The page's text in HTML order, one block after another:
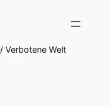
/ Verbotene Welt